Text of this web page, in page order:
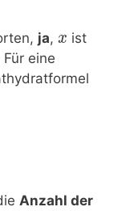
ja, x ist
eine
Anzahl der